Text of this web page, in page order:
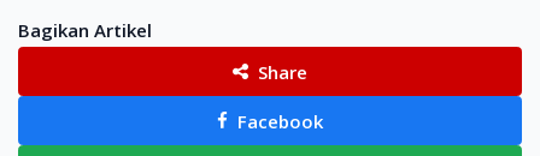
Bagikan Artikel
Share
Facebook